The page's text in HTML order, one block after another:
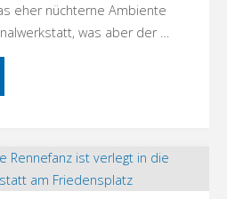
eher nüchterne Ambiente
was aber der …